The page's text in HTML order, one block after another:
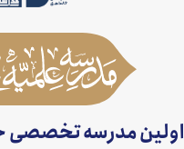
اولین مدرسه تخصصی